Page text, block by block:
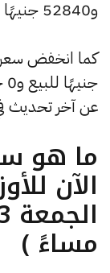
و52840 جنيهًا للشراء.
عن آخر تحديث في
الآن
مساءً )